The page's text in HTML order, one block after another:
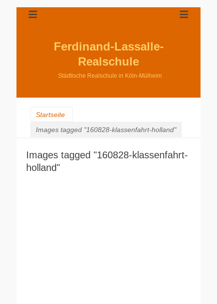
Ferdinand-Lassalle-
Realschule
Städtische Realschule in Köln-Mülheim
Startseite
Images tagged "160828-klassenfahrt-holland"
Images tagged "160828-klassenfahrt-
holland"